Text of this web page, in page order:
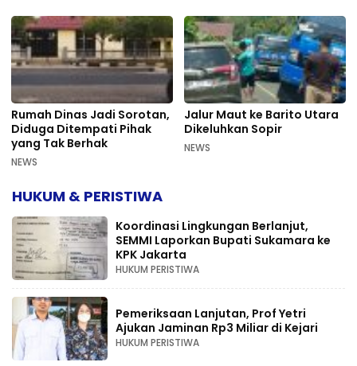
Rumah Dinas Jadi Sorotan,
Diduga Ditempati Pihak
yang Tak Berhak
NEWS
Jalur Maut ke Barito Utara
Dikeluhkan Sopir
NEWS
HUKUM & PERISTIWA
Koordinasi Lingkungan Berlanjut,
SEMMI Laporkan Bupati Sukamara ke
KPK Jakarta
HUKUM PERISTIWA
Pemeriksaan Lanjutan, Prof Yetri
Ajukan Jaminan Rp3 Miliar di Kejari
HUKUM PERISTIWA